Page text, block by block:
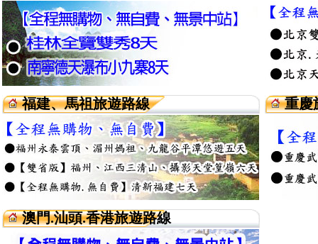
福建、馬祖旅遊路線 重慶
澳門.汕頭.香港旅遊路線